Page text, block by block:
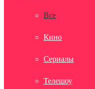
Все
Кино
Сериалы
Телешоу